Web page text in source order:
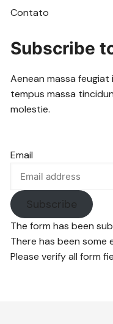
Contato
Subscribe
Aenean massa
tempus massa
molestie.
Email
Subscribe
The form has been
There has been some
Please verify all form